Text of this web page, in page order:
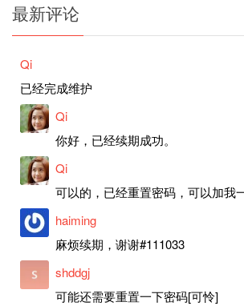
最新评论
Qi
已经完成维护
Qi
你好，已经续期成功。
Qi
haiming
麻烦续期，谢谢#111033
shddgj
可能还需要重置一下密码[可怜]